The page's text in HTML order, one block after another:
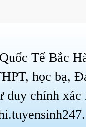
Tế Bắc
học bạ,
duy chính xác